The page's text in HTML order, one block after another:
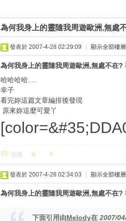
為何我身上的靈隨我周遊歐洲,無處
發表於 2007-4-28 02:29:09 顯示全部樓層
為何我身上的靈隨我周遊歐洲,無處不在?
哈哈哈哈....
幸子
看完妳這篇文章編排後發現
原來妳這麼可愛丫
回覆
發表於 2007-4-28 02:34:03 顯示全部樓層
為何我身上的靈隨我周遊歐洲,無處不在?
下面引用由Melody在 2007/